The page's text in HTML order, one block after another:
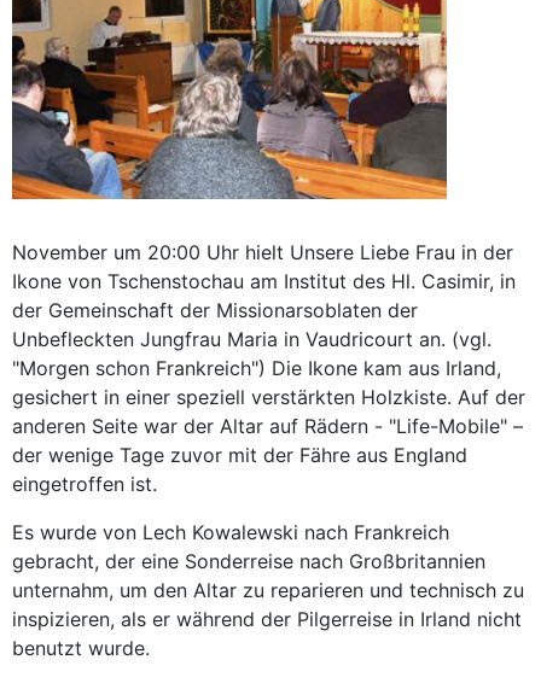
November um 20:00 Uhr hielt Unsere Liebe Frau in der
Ikone von Tschenstochau am Institut des Hl. Casimir, in
der Gemeinschaft der Missionarsoblaten der
Unbefleckten Jungfrau Maria in Vaudricourt an. (vgl.
"Morgen schon Frankreich") Die Ikone kam aus Irland,
gesichert in einer speziell verstärkten Holzkiste. Auf der
anderen Seite war der Altar auf Rädern - "Life-Mobile" –
der wenige Tage zuvor mit der Fähre aus England
eingetroffen ist.
Es wurde von Lech Kowalewski nach Frankreich
gebracht, der eine Sonderreise nach Großbritannien
unternahm, um den Altar zu reparieren und technisch zu
inspizieren, als er während der Pilgerreise in Irland nicht
benutzt wurde.